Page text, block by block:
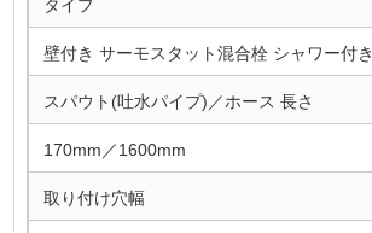
タイプ
壁付き サーモスタット混合栓 シャワー付き
スパウト(吐水パイプ)／ホース 長さ
170mm／1600mm
取り付け穴幅